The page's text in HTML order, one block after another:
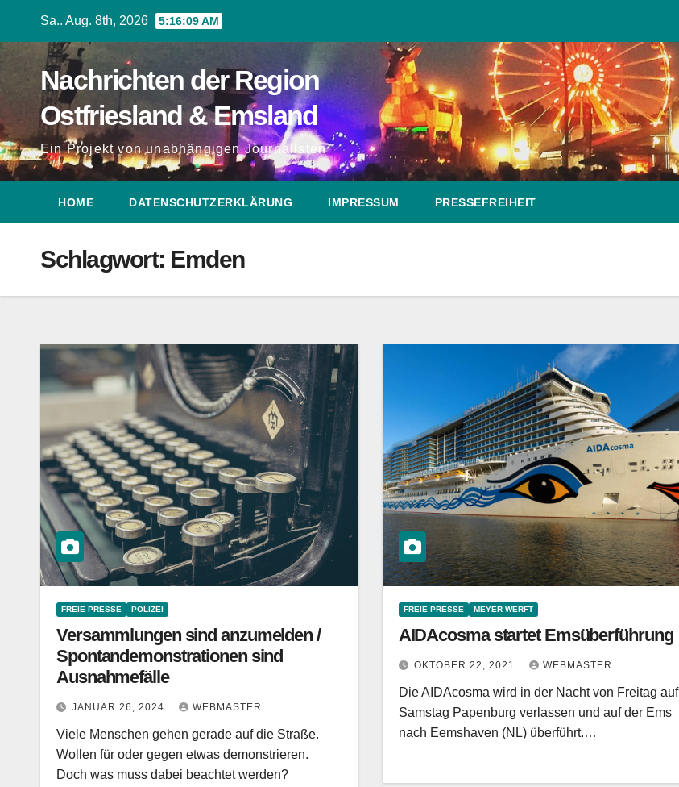
springen
Sa.. Aug. 8th, 2026 5:16:11 AM
Nachrichten der Region
Ostfriesland & Emsland
Ein Projekt von unabhängigen Journalisten
HOME DATENSCHUTZERKLÄRUNG IMPRESSUM PRESSEFREIHEIT
Schlagwort: Emden
FREIE PRESSE POLIZEI
Versammlungen sind anzumelden /
Spontandemonstrationen sind
Ausnahmefälle
JANUAR 26, 2024 WEBMASTER
Viele Menschen gehen gerade auf die Straße.
Wollen für oder gegen etwas demonstrieren.
Doch was muss dabei beachtet werden?
FREIE PRESSE MEYER WERFT
AIDAcosma startet Emsüberführung
OKTOBER 22, 2021 WEBMASTER
Die AIDAcosma wird in der Nacht von Freitag auf
Samstag Papenburg verlassen und auf der Ems
nach Eemshaven (NL) überführt.…